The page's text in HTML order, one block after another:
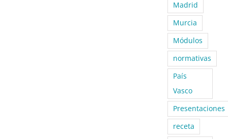
Madrid
Murcia
Módulos
normativas
País
Vasco
Presentaciones
receta